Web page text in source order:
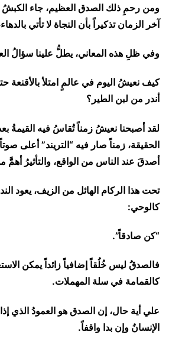
ومن رحمِ ذلك الصدق العظيم، جاء الكبشُ
آخر الزمان تذكيراً بأن النجاة لا تأتي
وفي ظلِ هذه المعاني، يطلُّ علينا سؤالُ
كيف نعيشُ اليوم في عالمٍ امتلأ بالأقنعة
أندر من لبن الطير؟
لقد أصبحنا نعيشُ زمناً تُقاسُ فيه القيمةُ
الحقيقة، زمناً صار فيه “التريند” أعلى
أصدقَ عند الناس من الواقع، والتأثيرُ أهمَّ
تحت هذا الركام الهائل من الزيف، يعود
كالوحي:
“كن صادقاً”.
فالصدقُ ليس خُلُقاً إضافياً زائداً يمكن
كالقمامة في سلة المهملات.
علي أية حال، إن الصدق هو العمودُ الذي
الإنسانُ وإن بدا واقفاً.